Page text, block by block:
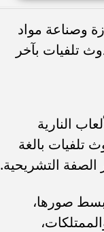
وصناعة مواد
تلفيات بآخر
النارية
تلفيات بالغة
الصفة التشريحية.
صورها،